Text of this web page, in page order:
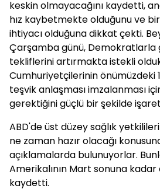
keskin olmayacağını kaydetti,
hız kaybetmekte olduğunu ve
ihtiyacı olduğuna dikkat çekti.
Çarşamba günü, Demokratlarla
tekliflerini artırmakta istekli
Cumhuriyetçilerinin önümüzdeki
teşvik anlaşması imzalanması
gerektiğini güçlü bir şekilde
ABD'de üst düzey sağlık yetkilileri
ne zaman hazır olacağı
açıklamalarda bulunuyorlar.
Amerikalının Mart sonuna
kaydetti.